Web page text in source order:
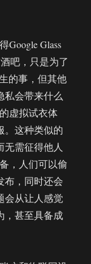
Google Glass
吧，只是为了
的事，但其他
私会带来什么
虚拟试衣体
。这种类似的
需征得他人
，人们可以偷
布，同时还会
会从让人感觉
，甚至具备成